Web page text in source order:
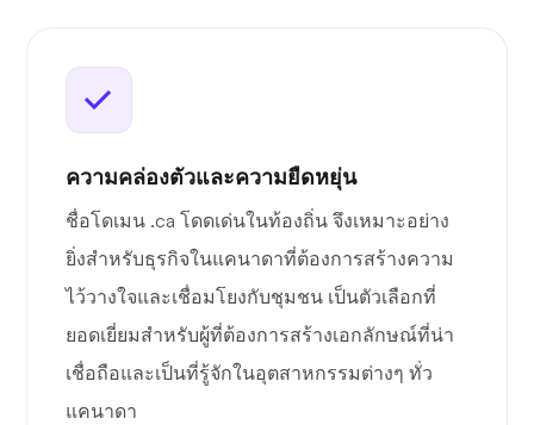
ความคล่องตัวและความยืดหยุ่น
ชื่อโดเมน .ca โดดเด่นในท้องถิ่น จึงเหมาะอย่าง
ยิ่งสำหรับธุรกิจในแคนาดาที่ต้องการสร้างความ
ไว้วางใจและเชื่อมโยงกับชุมชน เป็นตัวเลือกที่
ยอดเยี่ยมสำหรับผู้ที่ต้องการสร้างเอกลักษณ์ที่น่า
เชื่อถือและเป็นที่รู้จักในอุตสาหกรรมต่างๆ ทั่ว
แคนาดา